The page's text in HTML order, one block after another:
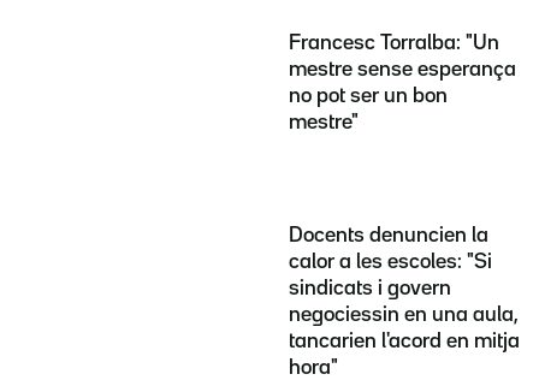
Francesc Torralba: "Un
mestre sense esperança
no pot ser un bon
mestre"
Docents denuncien la
calor a les escoles: "Si
sindicats i govern
negociessin en una aula,
tancarien l'acord en mitja
hora"